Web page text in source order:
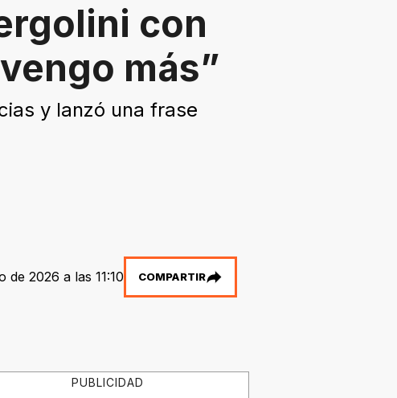
con
más”
y lanzó una frase
de 2026 a las 11:10 COMPARTIR
PUBLICIDAD